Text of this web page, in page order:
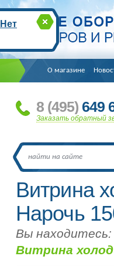
Нет
О магазине
8 (495) 649
Заказать обратный
Витрина
Нарочь
Вы находитесь:
Витрина